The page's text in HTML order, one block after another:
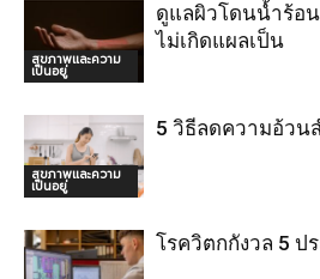
สุขภาพและความ
เป็นอยู่
ดูแลผิวโดนน้ำร้อน
ไม่เกิดแผลเป็น
สุขภาพและความ
เป็นอยู่
5 วิธีลดความอ้วน
โรควิตกกังวล 5 ป